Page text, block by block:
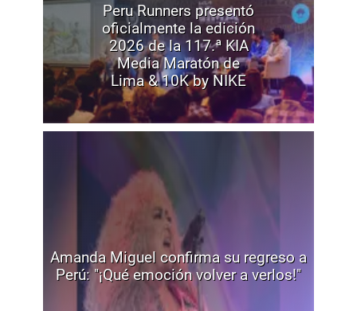
Peru Runners presentó
oficialmente la edición
2026 de la 117.ª KIA
Media Maratón de
Lima & 10K by NIKE
Amanda Miguel confirma su regreso a
Perú: "¡Qué emoción volver a verlos!"